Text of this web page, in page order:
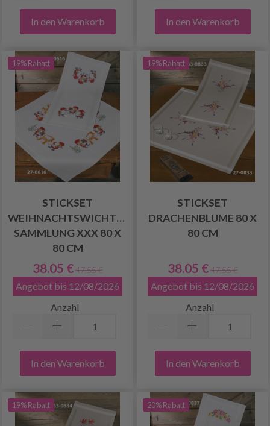
In den Warenkorb In den Warenkorb
19% Rabatt
STICKSET
WEIHNACHTSWICHTEL-
SAMMLUNG XXX 80 X
80 CM
38.05 € 47.55 €
Angebot bis 12/08/2026
Anzahl
In den Warenkorb
19% Rabatt
STICKSET
DRACHENBLUME 80 X
80 CM
38.05 € 47.55 €
Angebot bis 12/08/2026
Anzahl
In den Warenkorb
19% Rabatt 20% Rabatt